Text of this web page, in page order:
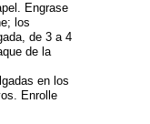
Engrase
los
de 3 a 4
de la
en los
Enrolle